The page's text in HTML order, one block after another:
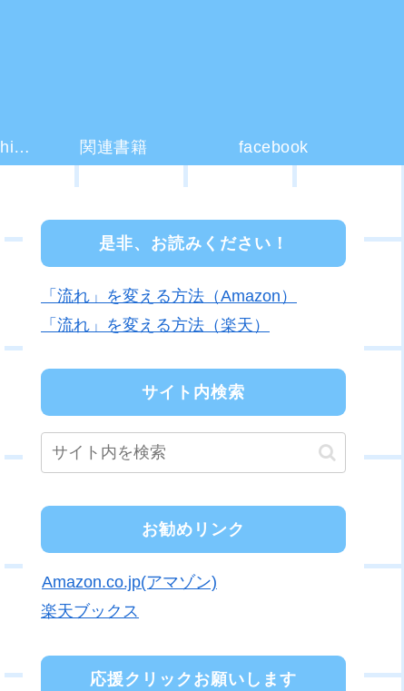
コーチング(coaching)とは？ 関連書籍 facebook
是非、お読みください！
「流れ」を変える方法（Amazon）
「流れ」を変える方法（楽天）
サイト内検索
お勧めリンク
Amazon.co.jp(アマゾン)
楽天ブックス
応援クリックお願いします